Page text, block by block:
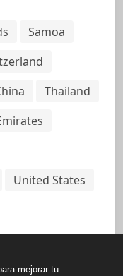
Samoa
Thailand
United States
mejorar tu